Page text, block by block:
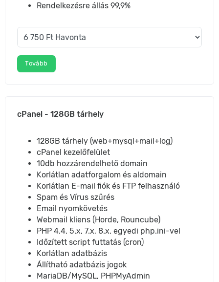
Rendelkezésre állás 99,9%
Tovább
cPanel - 128GB tárhely
128GB tárhely (web+mysql+mail+log)
cPanel kezelőfelület
10db hozzárendelhető domain
Korlátlan adatforgalom és aldomain
Korlátlan E-mail fiók és FTP felhasználó
Spam és Vírus szűrés
Email nyomkövetés
Webmail kliens (Horde, Rouncube)
PHP 4.4, 5.x, 7.x, 8.x, egyedi php.ini-vel
Időzített script futtatás (cron)
Korlátlan adatbázis
Állítható adatbázis jogok
MariaDB/MySQL, PHPMyAdmin